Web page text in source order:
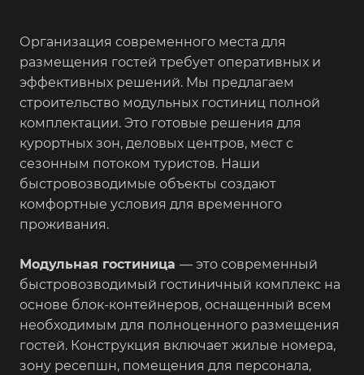
Организация современного места для
размещения гостей требует оперативных и
эффективных решений. Мы предлагаем
строительство модульных гостиниц полной
комплектации. Это готовые решения для
курортных зон, деловых центров, мест с
сезонным потоком туристов. Наши
быстровозводимые объекты создают
комфортные условия для временного
проживания.
Модульная гостиница — это современный
быстровозводимый гостиничный комплекс на
основе блок-контейнеров, оснащенный всем
необходимым для полноценного размещения
гостей. Конструкция включает жилые номера,
зону ресепшн, помещения для персонала,